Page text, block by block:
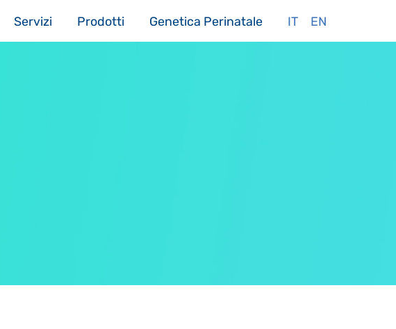
Servizi Prodotti Genetica Perinatale IT EN